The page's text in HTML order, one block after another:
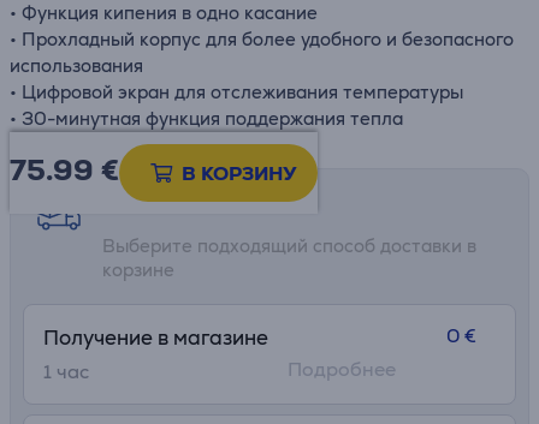
• Функция кипения в одно касание
• Прохладный корпус для более удобного и безопасного
использования
• Цифровой экран для отслеживания температуры
• 30-минутная функция поддержания тепла
75.99 € В КОРЗИНУ
Возможности доставки
Выберите подходящий способ доставки в
корзине
Получение в магазине
1 час
0 €
Подробнее